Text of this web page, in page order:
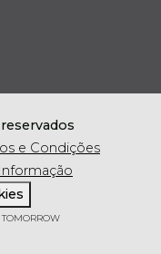
e Condições